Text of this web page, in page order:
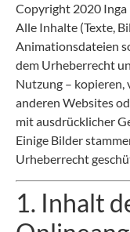
Copyright 2020 Inga
Alle Inhalte (Texte,
Animationsdateien
dem Urheberrecht
Nutzung –
anderen Websites
mit ausdrücklicher
Einige Bilder
Urheberrecht
1. Inhalt